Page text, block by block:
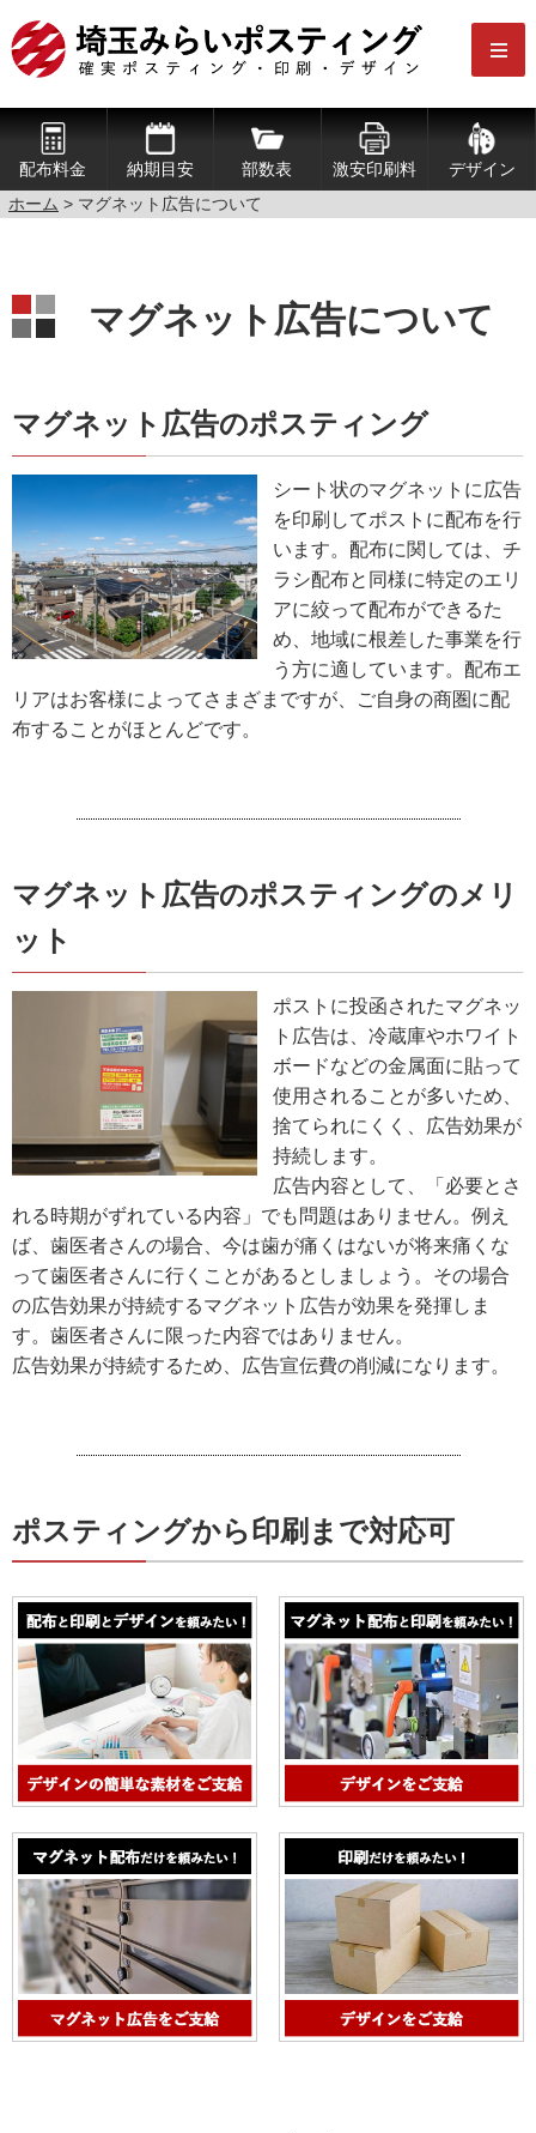
配布料金 納期目安 部数表 激安印刷料
デザイン
ホーム > マグネット広告について
マグネット広告について
マグネット広告のポスティング
シート状のマグネットに広告
を印刷してポストに配布を行
います。配布に関しては、チ
ラシ配布と同様に特定のエリ
アに絞って配布ができるた
め、地域に根差した事業を行
う方に適しています。配布エ
リアはお客様によってさまざまですが、ご自身の商圏に配
布することがほとんどです。
マグネット広告のポスティングのメリ
ット
ポストに投函されたマグネッ
ト広告は、冷蔵庫やホワイト
ボードなどの金属面に貼って
使用されることが多いため、
捨てられにくく、広告効果が
持続します。
広告内容として、「必要とさ
れる時期がずれている内容」でも問題はありません。例え
ば、歯医者さんの場合、今は歯が痛くはないが将来痛くな
って歯医者さんに行くことがあるとしましょう。その場合
の広告効果が持続するマグネット広告が効果を発揮しま
す。歯医者さんに限った内容ではありません。
広告効果が持続するため、広告宣伝費の削減になります。
ポスティングから印刷まで対応可